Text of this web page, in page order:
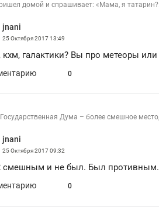
домой и спрашивает: «Мама, я
jnani
25 Октября 201713:49
галактики? Вы про метеоры или
0
Дума – более смешное
jnani
25 Октября 201709:32
смешным и не был. Был
0